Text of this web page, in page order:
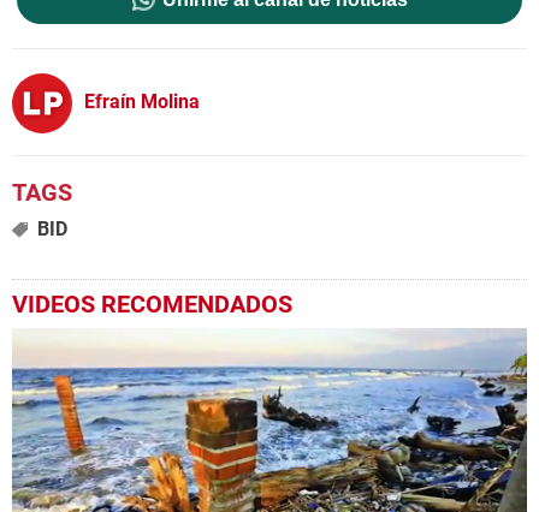
Efraín Molina
BID
VIDEOS RECOMENDADOS